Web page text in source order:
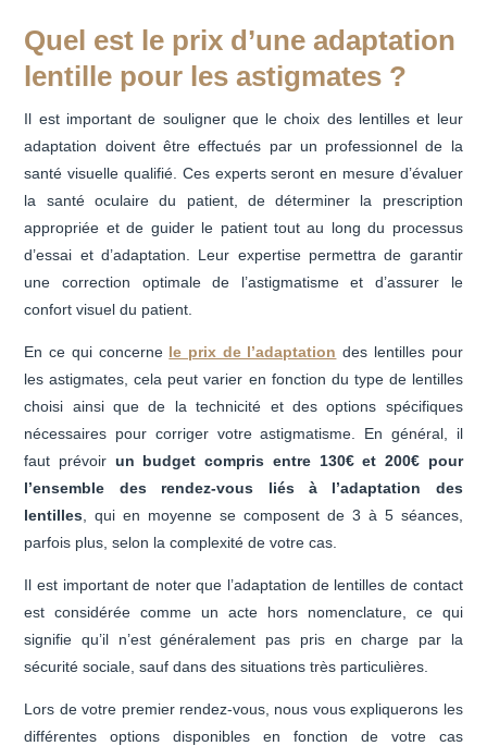
Quel est le prix d’une adaptation
lentille pour les astigmates ?
Il est important de souligner que le choix des lentilles et leur
adaptation doivent être effectués par un professionnel de la
santé visuelle qualifié. Ces experts seront en mesure d’évaluer
la santé oculaire du patient, de déterminer la prescription
appropriée et de guider le patient tout au long du processus
d’essai et d’adaptation. Leur expertise permettra de garantir
une correction optimale de l’astigmatisme et d’assurer le
confort visuel du patient.
En ce qui concerne le prix de l’adaptation des lentilles pour
les astigmates, cela peut varier en fonction du type de lentilles
choisi ainsi que de la technicité et des options spécifiques
nécessaires pour corriger votre astigmatisme. En général, il
faut prévoir un budget compris entre 130€ et 200€ pour
l’ensemble des rendez-vous liés à l’adaptation des
lentilles , qui en moyenne se composent de 3 à 5 séances,
parfois plus, selon la complexité de votre cas.
Il est important de noter que l’adaptation de lentilles de contact
est considérée comme un acte hors nomenclature, ce qui
signifie qu’il n’est généralement pas pris en charge par la
sécurité sociale, sauf dans des situations très particulières.
Lors de votre premier rendez-vous, nous vous expliquerons les
différentes options disponibles en fonction de votre cas